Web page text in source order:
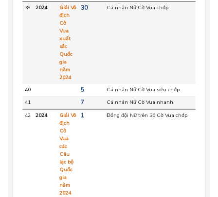
39
2024
Giải Vô
địch
Cờ
Vua
xuất
sắc
Quốc
gia
năm
2024
30 Cá nhân Nữ Cờ Vua chớp
40 5 Cá nhân Nữ Cờ Vua siêu chớp
41
7 Cá nhân Nữ Cờ Vua nhanh
42
2024
Giải Vô
địch
Cờ
Vua
các
Câu
lạc bộ
Quốc
gia
năm
2024
1 Đồng đội Nữ trên 35 Cờ Vua chớp